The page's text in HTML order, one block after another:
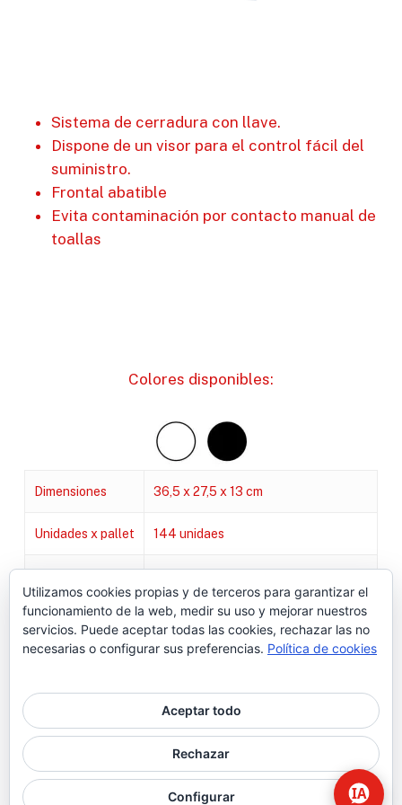
Sistema de cerradura con llave.
Dispone de un visor para el control fácil del
suministro.
Frontal abatible
Evita contaminación por contacto manual de
toallas
Colores disponibles:
Dimensiones 36,5 x 27,5 x 13 cm
Unidades x pallet 144 unidaes
Acabado ABS, cuerpo blanco, cubierta blanca.
© 2026 Higiene | Limpieza Industrial | Seguridad Alimentaria.
twitter
Utilizamos cookies propias y de terceros para garantizar el
funcionamiento de la web, medir su uso y mejorar nuestros
servicios. Puede aceptar todas las cookies, rechazar las no
necesarias o configurar sus preferencias. Política de cookies
Aceptar todo
Rechazar
Configurar